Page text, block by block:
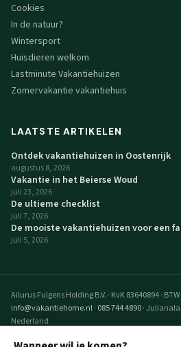
Cookies
In de natuur?
Wintersport
Huisdieren welkom
Lastminute Vakantiehuizen
Zomervakantie vakantiehuis
LAATSTE ARTIKELEN
Ontdek vakantiehuizen in Oostenrijk
augustus 8, 2026
Vakantie in het Beierse Woud
juli 23, 2026
De ultieme checklist
juli 7, 2026
De mooiste vakantiehuizen voor een
juli 5, 2026
Ailurus Fulgens Holding B.V. · KvK 83640894·
info@vakantiehome.nl· 085 744 4890·
Nederland
© 2026 VakantieHome Vakantiehuizen.